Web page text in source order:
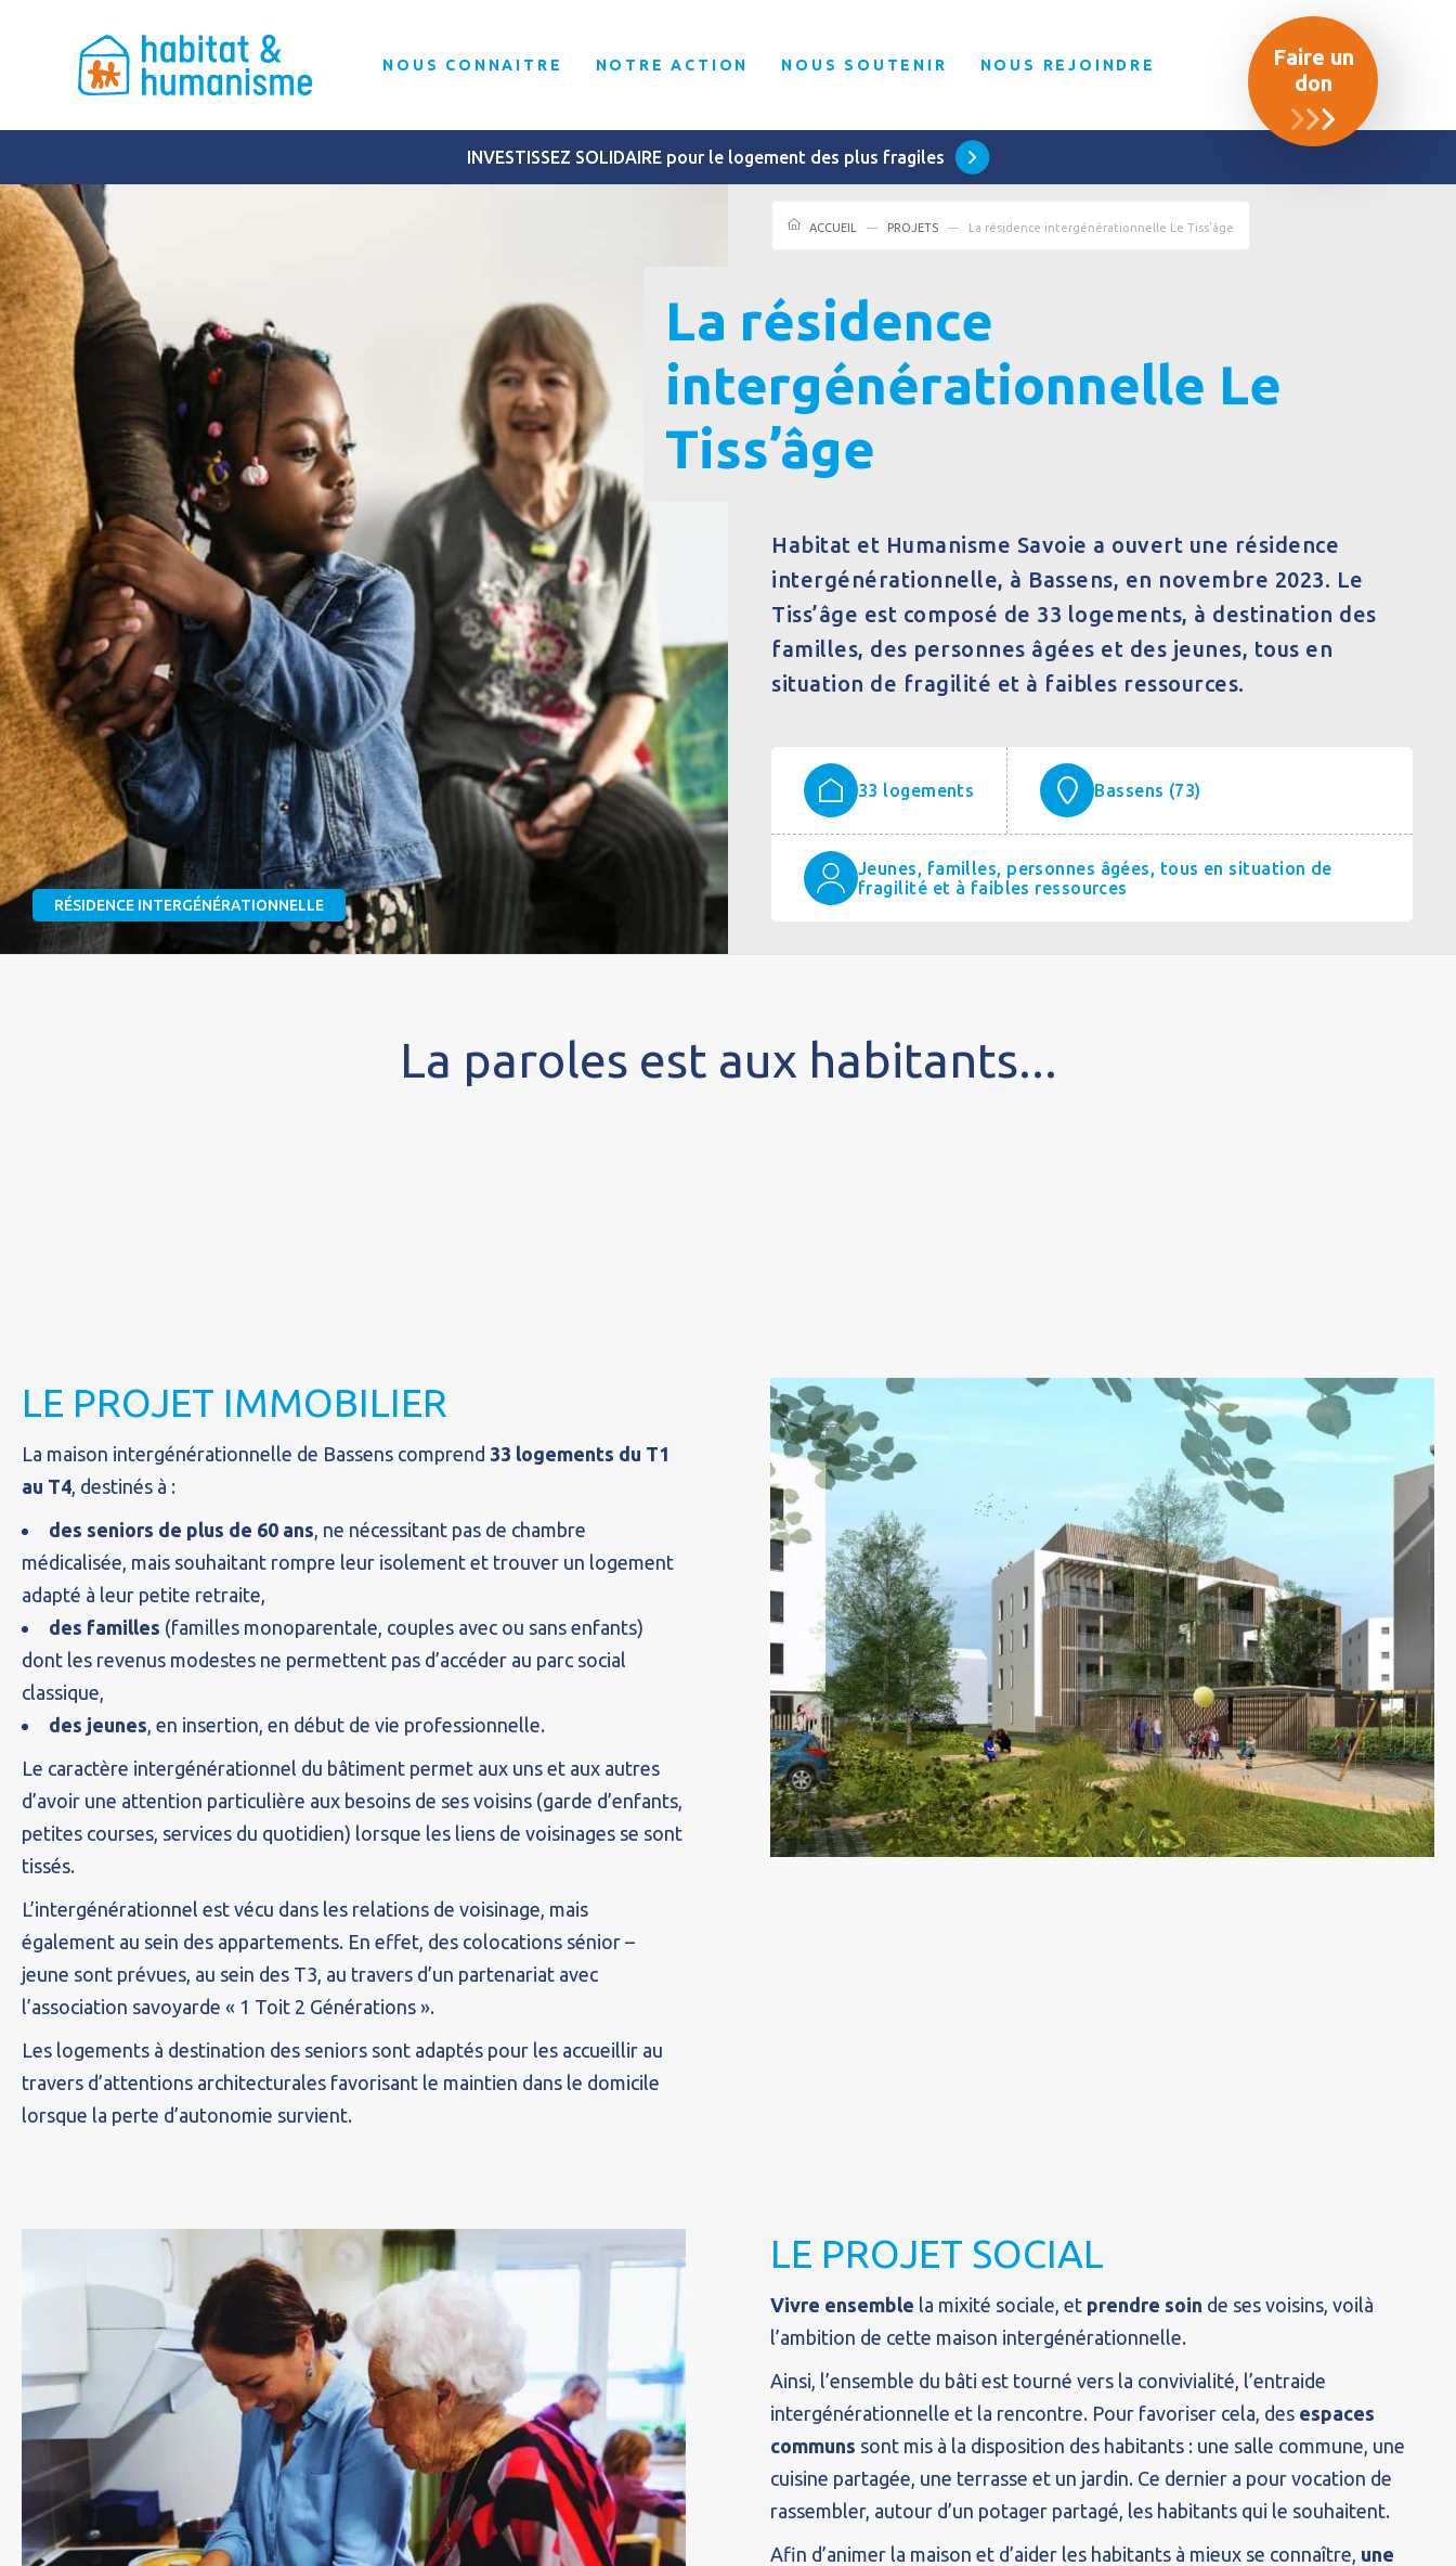
NOUS CONNAITRE NOTRE ACTION NOUS SOUTENIR NOUS REJOINDRE
Faire un
don
INVESTISSEZ SOLIDAIRE pour le logement des plus fragiles
RÉSIDENCE INTERGÉNÉRATIONNELLE
ACCUEIL PROJETS La résidence intergénérationnelle Le Tiss’âge
La résidence
intergénérationnelle Le
Tiss’âge
Habitat et Humanisme Savoie a ouvert une résidence
intergénérationnelle, à Bassens, en novembre 2023. Le
Tiss’âge est composé de 33 logements, à destination des
familles, des personnes âgées et des jeunes, tous en
situation de fragilité et à faibles ressources.
33 logements Bassens (73)
Jeunes, familles, personnes âgées, tous en situation de
fragilité et à faibles ressources
La paroles est aux habitants...
LE PROJET IMMOBILIER
La maison intergénérationnelle de Bassens comprend 33 logements du T1
au T4, destinés à :
des seniors de plus de 60 ans, ne nécessitant pas de chambre
médicalisée, mais souhaitant rompre leur isolement et trouver un logement
adapté à leur petite retraite,
des familles (familles monoparentale, couples avec ou sans enfants)
dont les revenus modestes ne permettent pas d’accéder au parc social
classique,
des jeunes, en insertion, en début de vie professionnelle.
Le caractère intergénérationnel du bâtiment permet aux uns et aux autres
d’avoir une attention particulière aux besoins de ses voisins (garde d’enfants,
petites courses, services du quotidien) lorsque les liens de voisinages se sont
tissés.
L’intergénérationnel est vécu dans les relations de voisinage, mais
également au sein des appartements. En effet, des colocations sénior –
jeune sont prévues, au sein des T3, au travers d’un partenariat avec
l’association savoyarde « 1 Toit 2 Générations ».
Les logements à destination des seniors sont adaptés pour les accueillir au
travers d’attentions architecturales favorisant le maintien dans le domicile
lorsque la perte d’autonomie survient.
LE PROJET SOCIAL
Vivre ensemble la mixité sociale, et prendre soin de ses voisins, voilà
l’ambition de cette maison intergénérationnelle.
Ainsi, l’ensemble du bâti est tourné vers la convivialité, l’entraide
intergénérationnelle et la rencontre. Pour favoriser cela, des espaces
communs sont mis à la disposition des habitants : une salle commune, une
cuisine partagée, une terrasse et un jardin. Ce dernier a pour vocation de
rassembler, autour d’un potager partagé, les habitants qui le souhaitent.
Afin d’animer la maison et d’aider les habitants à mieux se connaître, une